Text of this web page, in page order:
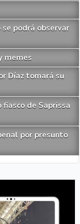
podrá observar
memes
Díaz tomará su
de Saprissa
por presunto